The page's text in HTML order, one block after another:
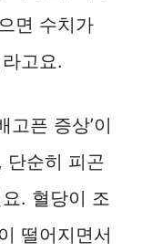
면 수치가
고요.
고픈 증상’이
단순히 피곤
. 혈당이 조
떨어지면서